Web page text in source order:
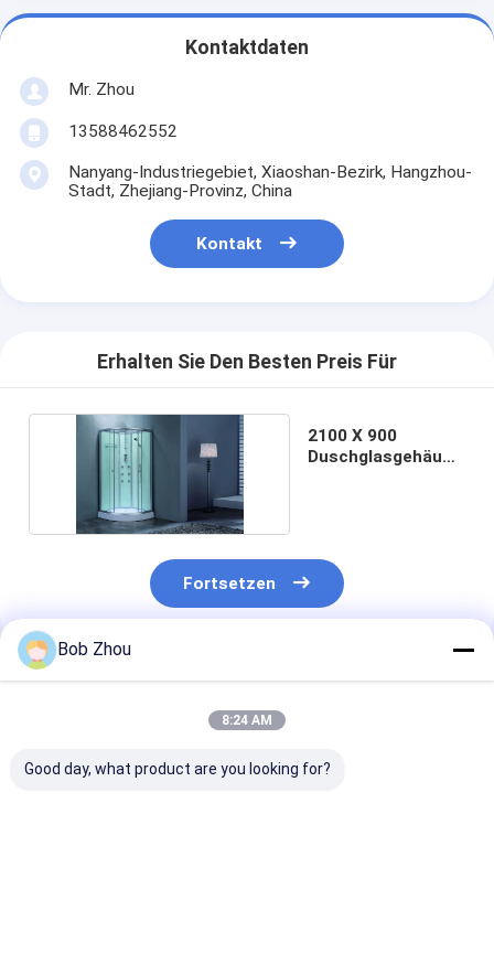
Kontaktdaten
Mr. Zhou
13588462552
Nanyang-Industriegebiet, Xiaoshan-Bezirk, Hangzhou-
Stadt, Zhejiang-Provinz, China
Kontakt
Erhalten Sie Den Besten Preis Für
2100 X 900
Duschglasgehäuse
Fortsetzen
Empfohlene Produkte
Bob Zhou
8:24 AM
Good day, what product are you looking for?